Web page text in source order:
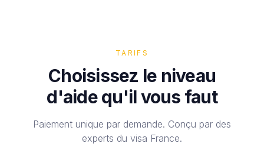
TARIFS
Choisissez le niveau
d'aide qu'il vous faut
Paiement unique par demande. Conçu par des
experts du visa France.